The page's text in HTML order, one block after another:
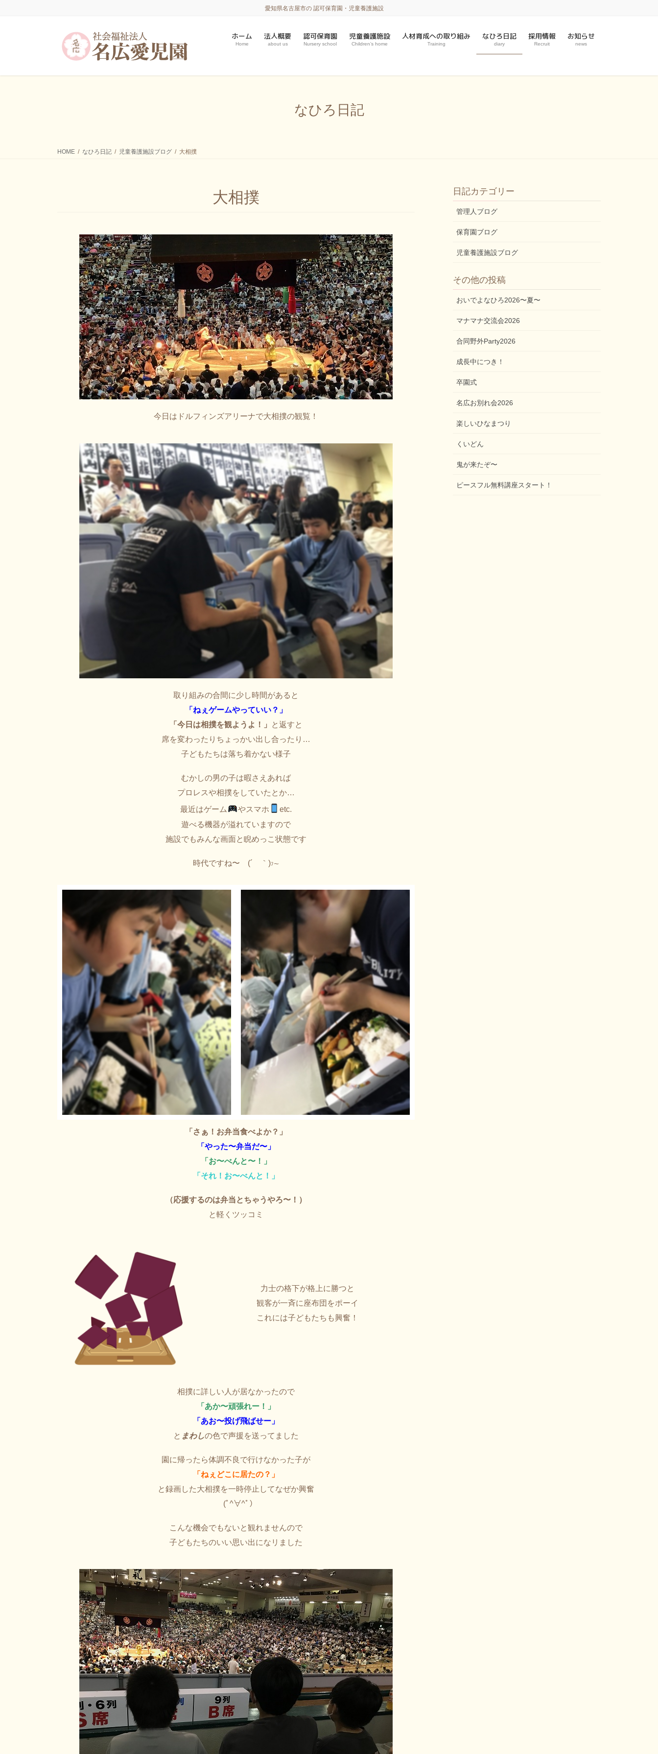
愛知県名古屋市の 認可保育園・児童養護施設
ホーム
Home
法人概要
about us
認可保育園
Nursery school
児童養護施設
Children’s home
人材育成への取り組み
Training
なひろ日記
diary
採用情報
Recruit
お知らせ
news
なひろ日記
HOME なひろ日記 児童養護施設ブログ 大相撲
大相撲
今日はドルフィンズアリーナで大相撲の観覧！
取り組みの合間に少し時間があると
「ねぇゲームやっていい？」
「今日は相撲を観ようよ！」
と返すと
席を変わったりちょっかい出し合ったり…
子どもたちは落ち着かない様子
むかしの男の子は暇さえあれば
プロレスや相撲をしていたとか…
最近はゲーム
やスマホ
etc.
遊べる機器が溢れていますので
施設でもみんな画面と睨めっこ状態です
時代ですね〜 (´ゝ｀)ﾌ〜
「さぁ！お弁当食べよか？」
「やった〜弁当だ〜」
「お〜べんと〜！」
「それ！お〜べんと！」
（応援するのは弁当とちゃうやろ〜！ ）
と軽くツッコミ
力士の格下が格上に勝つと
観客が一斉に 座布団をポーイ
これには子どもたちも興奮！
相撲に詳しい人が居なかったので
「あか〜頑張れー！」
「あお〜投げ飛ばせー」
と まわしの色で声援を送ってました
園に帰ったら体調不良で行けなかった子が
「ねぇどこに居たの？」
と録画した大相撲を一時停止してなぜか興奮
(ﾟ^∀^ﾟ）
こんな機会でもないと観れませんので
子どもたちのいい思い出になリました
日記カテゴリー
管理人ブログ
保育園ブログ
児童養護施設ブログ
その他の投稿
おいでよなひろ2026〜夏〜
マナマナ交流会2026
合同野外Party2026
成長中につき！
卒園式
名広お別れ会2026
楽しいひなまつり
くいどん
鬼が来たぞ〜
ピースフル無料講座スタート！